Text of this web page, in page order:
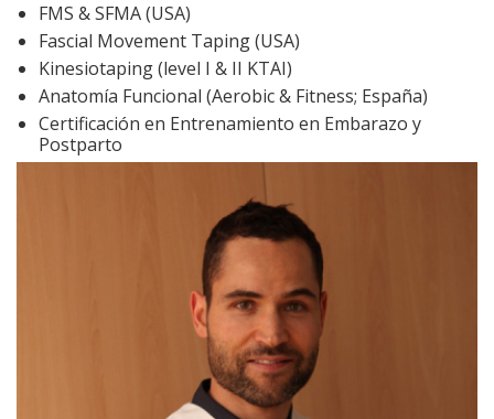
FMS & SFMA (USA)
Fascial Movement Taping (USA)
Kinesiotaping (level I & II KTAI)
Anatomí­a Funcional (Aerobic & Fitness; España)
Certificación en Entrenamiento en Embarazo y
Postparto